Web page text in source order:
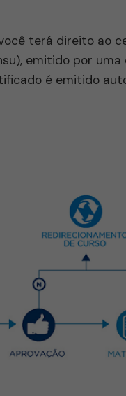
terá direito ao
emitido por uma
é emitido